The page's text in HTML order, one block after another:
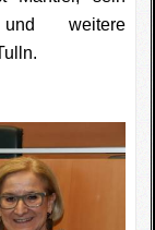
weitere